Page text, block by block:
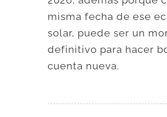
misma fecha de ese
solar, puede ser un
definitivo para hacer
cuenta nueva.